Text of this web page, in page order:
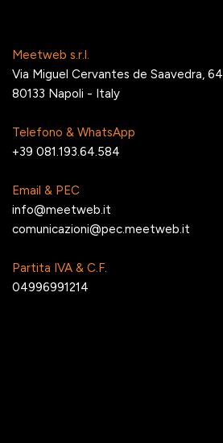
Meetweb s.r.l.
Via Miguel Cervantes de Saavedra, 64
80133 Napoli - Italy
Telefono & WhatsApp
+39 081.193.64.584
Email & PEC
info@meetweb.it
comunicazioni@pec.meetweb.it
Partita IVA & C.F.
04996991214